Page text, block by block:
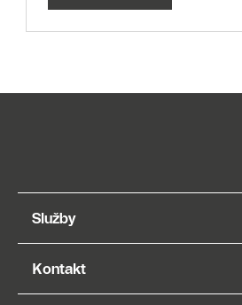
Služby
Kontakt